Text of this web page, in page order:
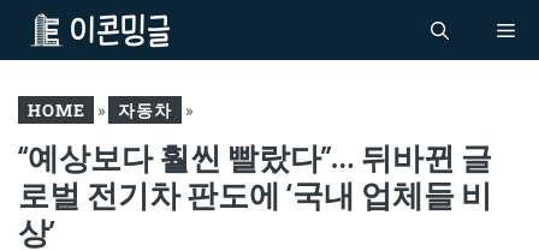
로 HOME » 자동차 »
“예상보다 훨씬 빨랐다”…
뒤바뀐 글로벌 전기차 판도
에 ‘국내 업체들 비상’
“예상보다 훨씬 빨랐다”… 뒤바뀐 글
로벌 전기차 판도에 ‘국내 업체들 비
상’